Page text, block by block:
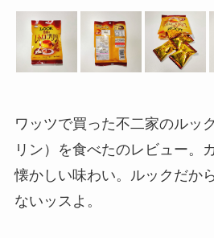
ワッツで買った不二家のルッ
リン）を食べたのレビュー。
懐かしい味わい。ルックだか
ないッスよ。